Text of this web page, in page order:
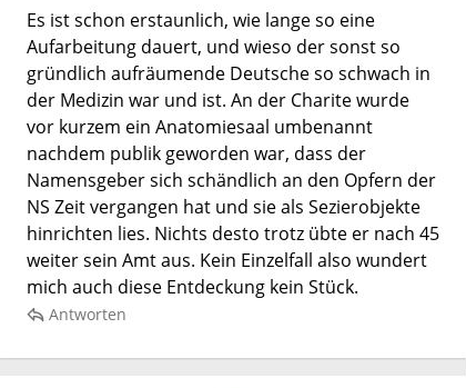
Es ist schon erstaunlich, wie lange so eine
Aufarbeitung dauert, und wieso der sonst so
gründlich aufräumende Deutsche so schwach in
der Medizin war und ist. An der Charite wurde
vor kurzem ein Anatomiesaal umbenannt
nachdem publik geworden war, dass der
Namensgeber sich schändlich an den Opfern der
NS Zeit vergangen hat und sie als Sezierobjekte
hinrichten lies. Nichts desto trotz übte er nach 45
weiter sein Amt aus. Kein Einzelfall also wundert
mich auch diese Entdeckung kein Stück.
Antworten